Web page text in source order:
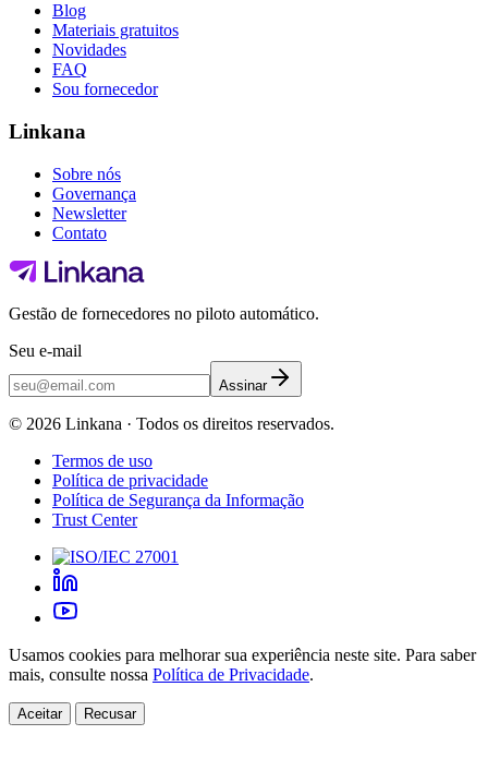
Blog
Materiais gratuitos
Novidades
FAQ
Sou fornecedor
Linkana
Sobre nós
Governança
Newsletter
Contato
Gestão de fornecedores no piloto automático.
Seu e-mail
Assinar
© 2026 Linkana · Todos os direitos reservados.
Termos de uso
Política de privacidade
Política de Segurança da Informação
Trust Center
Usamos cookies para melhorar sua experiência neste site. Para saber
mais, consulte nossa Política de Privacidade.
Aceitar Recusar